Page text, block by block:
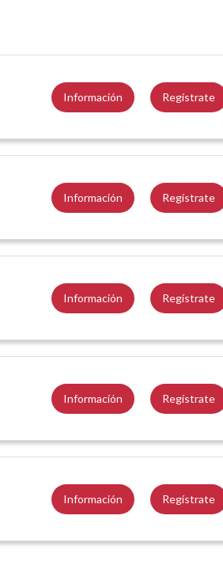
Información Regístrate
Información Regístrate
Información Regístrate
Información Regístrate
Información Regístrate